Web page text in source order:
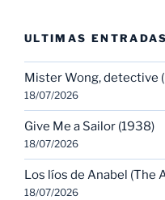
ULTIMAS ENTRADAS
Mister Wong, detective
18/07/2026
Give Me a Sailor (1938)
18/07/2026
Los líos de Anabel (The
18/07/2026